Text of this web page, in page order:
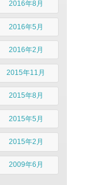
2016年8月
2016年5月
2016年2月
2015年11月
2015年8月
2015年5月
2015年2月
2009年6月